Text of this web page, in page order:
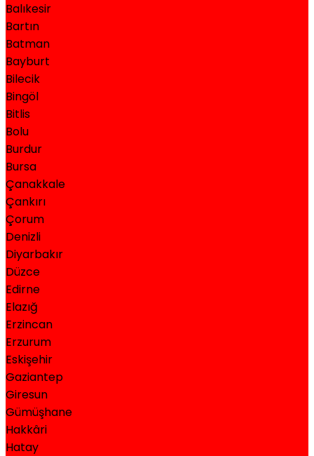
Balıkesir
Bartın
Batman
Bayburt
Bilecik
Bingöl
Bitlis
Bolu
Burdur
Bursa
Çanakkale
Çankırı
Çorum
Denizli
Diyarbakır
Düzce
Edirne
Elazığ
Erzincan
Erzurum
Eskişehir
Gaziantep
Giresun
Gümüşhane
Hakkâri
Hatay